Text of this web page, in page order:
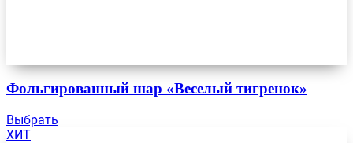
Фольгированный шар «Веселый тигренок»
Выбрать
ХИТ